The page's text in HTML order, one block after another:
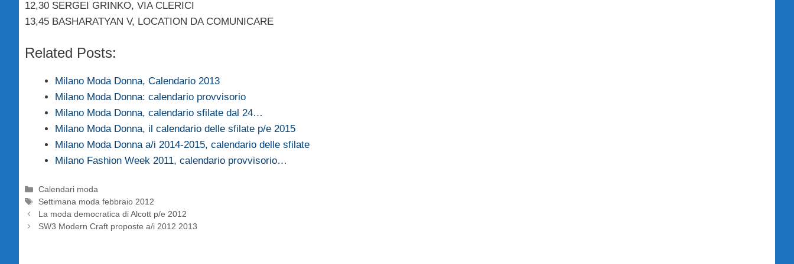
12,30 SERGEI GRINKO, VIA CLERICI
13,45 BASHARATYAN V, LOCATION DA COMUNICARE
Related Posts:
Milano Moda Donna, Calendario 2013
Milano Moda Donna: calendario provvisorio
Milano Moda Donna, calendario sfilate dal 24…
Milano Moda Donna, il calendario delle sfilate p/e 2015
Milano Moda Donna a/i 2014-2015, calendario delle sfilate
Milano Fashion Week 2011, calendario provvisorio…
Categorie
Calendari moda
Tag
Settimana moda febbraio 2012
La moda democratica di Alcott p/e 2012
SW3 Modern Craft proposte a/i 2012 2013